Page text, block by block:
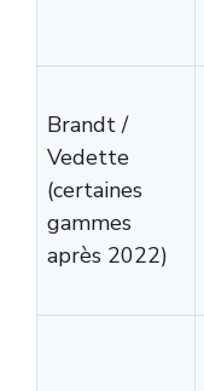
Brandt /
Vedette
(certaines
gammes
après 2022)